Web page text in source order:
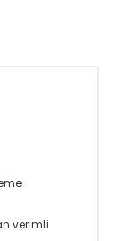
verimli